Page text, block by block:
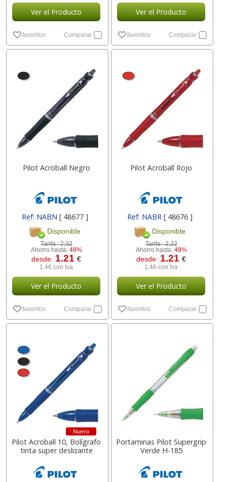
Ver el Producto
favoritos Comparar
Ver el Producto
favoritos Comparar
Pilot Acroball Negro
Ref: NABN [ 48677 ]
Disponible
Tarifa :2,32
Ahorro hasta: 48%
desde: 1.21€
1,46 con Iva
Ver el Producto
favoritos Comparar
Pilot Acroball Rojo
Ref: NABR [ 48676 ]
Disponible
Tarifa :2,32
Ahorro hasta: 48%
desde: 1.21€
1,46 con Iva
Ver el Producto
favoritos Comparar
Nuevo
Pilot Acroball 10, Bolígrafo
tinta super deslizante
Portaminas Pilot Supergrip
Verde H-185